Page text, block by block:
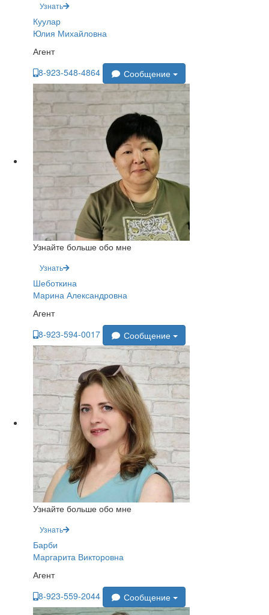
Узнать
Куулар
Юлия Михайловна
Агент
8-923-548-4864
Сообщение
Узнайте больше обо мне
Узнать
Шеботкина
Марина Александровна
Агент
8-923-594-0017
Сообщение
Узнайте больше обо мне
Узнать
Барби
Маргарита Викторовна
Агент
8-923-559-2044
Сообщение